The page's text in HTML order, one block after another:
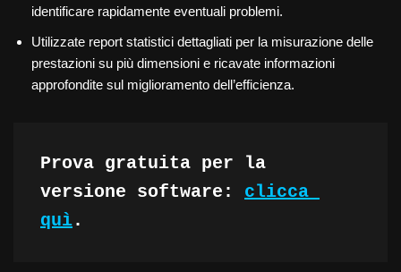
identificare rapidamente eventuali problemi.
Utilizzate report statistici dettagliati per la misurazione delle
prestazioni su più dimensioni e ricavate informazioni
approfondite sul miglioramento dell’efficienza.
Prova gratuita per la
versione software: clicca
quì.